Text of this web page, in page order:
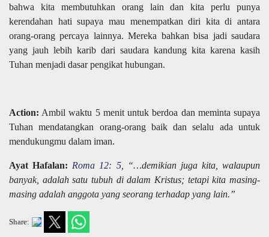
bahwa kita membutuhkan orang lain dan kita perlu punya
kerendahan hati supaya mau menempatkan diri kita di antara
orang-orang percaya lainnya. Mereka bahkan bisa jadi saudara
yang jauh lebih karib dari saudara kandung kita karena kasih
Tuhan menjadi dasar pengikat hubungan.
Action: Ambil waktu 5 menit untuk berdoa dan meminta supaya
Tuhan mendatangkan orang-orang baik dan selalu ada untuk
mendukungmu dalam iman.
Ayat Hafalan: Roma 12: 5, “…demikian juga kita, walaupun
banyak, adalah satu tubuh di dalam Kristus; tetapi kita masing-
masing adalah anggota yang seorang terhadap yang lain.”
Share: